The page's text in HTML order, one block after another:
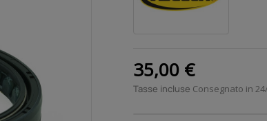
35,00 €
Tasse incluse Consegnato in